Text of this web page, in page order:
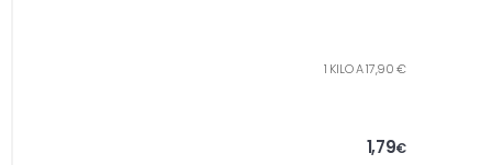
1 KILO A 17,90 €
1,79€